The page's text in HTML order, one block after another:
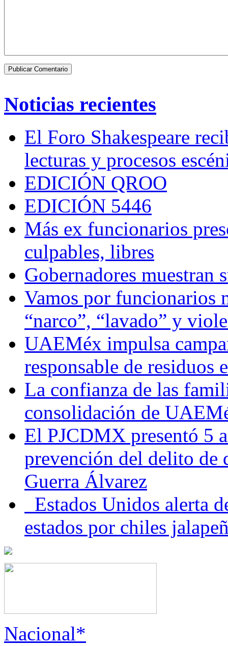
Noticias recientes
El Foro Shakespeare
lecturas y procesos
EDICIÓN QROO
EDICIÓN 5446
Más ex funcionarios
culpables, libres
Gobernadores muestran
Vamos por funcionarios
“narco”, “lavado” y
UAEMéx impulsa
responsable de residuos
La confianza de las
consolidación de
El PJCDMX presentó 5
prevención del delito de
Guerra Álvarez
Estados Unidos alerta
estados por chiles
Nacional*